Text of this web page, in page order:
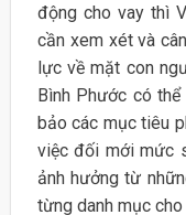
động cho vay thì
cần xem xét và
lực về mặt con
Bình Phước có
bảo các mục tiêu
việc đối mới mức
ảnh hưởng từ
từng danh mục cho